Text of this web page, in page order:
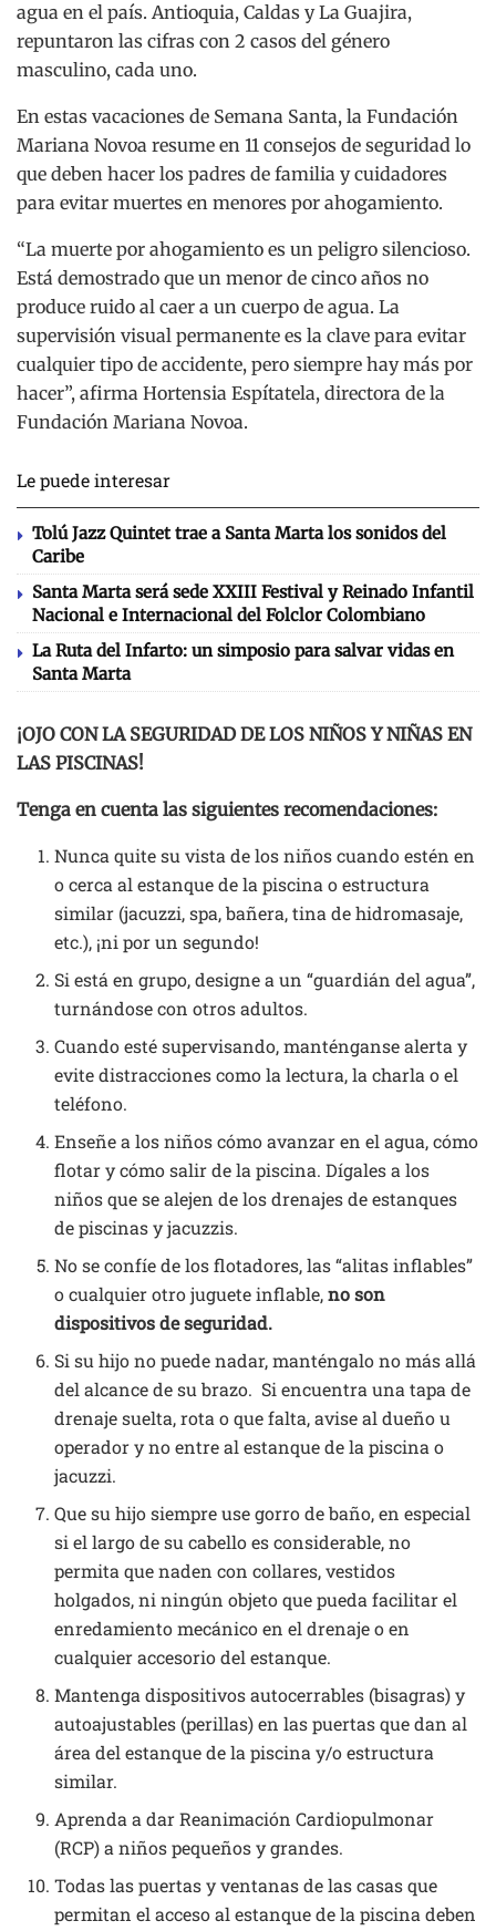
agua en el país. Antioquia, Caldas y La Guajira,
repuntaron las cifras con 2 casos del género
masculino, cada uno.
En estas vacaciones de Semana Santa, la Fundación
Mariana Novoa resume en 11 consejos de seguridad lo
que deben hacer los padres de familia y cuidadores
para evitar muertes en menores por ahogamiento.
“La muerte por ahogamiento es un peligro silencioso.
Está demostrado que un menor de cinco años no
produce ruido al caer a un cuerpo de agua. La
supervisión visual permanente es la clave para evitar
cualquier tipo de accidente, pero siempre hay más por
hacer”, afirma Hortensia Espítatela, directora de la
Fundación Mariana Novoa.
Le puede interesar
Tolú Jazz Quintet trae a Santa Marta los sonidos del
Caribe
Santa Marta será sede XXIII Festival y Reinado Infantil
Nacional e Internacional del Folclor Colombiano
La Ruta del Infarto: un simposio para salvar vidas en
Santa Marta
¡OJO CON LA SEGURIDAD DE LOS NIÑOS Y NIÑAS EN
LAS PISCINAS!
Tenga en cuenta las siguientes recomendaciones:
Nunca quite su vista de los niños cuando estén en
o cerca al estanque de la piscina o estructura
similar (jacuzzi, spa, bañera, tina de hidromasaje,
etc.), ¡ni por un segundo!
Si está en grupo, designe a un “guardián del agua”,
turnándose con otros adultos.
Cuando esté supervisando, manténganse alerta y
evite distracciones como la lectura, la charla o el
teléfono.
Enseñe a los niños cómo avanzar en el agua, cómo
flotar y cómo salir de la piscina. Dígales a los
niños que se alejen de los drenajes de estanques
de piscinas y jacuzzis.
No se confíe de los flotadores, las “alitas inflables”
o cualquier otro juguete inflable,no son
dispositivos de seguridad.
Si su hijo no puede nadar, manténgalo no más allá
del alcance de su brazo. Si encuentra una tapa de
drenaje suelta, rota o que falta, avise al dueño u
operador y no entre al estanque de la piscina o
jacuzzi.
Que su hijo siempre use gorro de baño, en especial
si el largo de su cabello es considerable, no
permita que naden con collares, vestidos
holgados, ni ningún objeto que pueda facilitar el
enredamiento mecánico en el drenaje o en
cualquier accesorio del estanque.
Mantenga dispositivos autocerrables (bisagras) y
autoajustables (perillas) en las puertas que dan al
área del estanque de la piscina y/o estructura
similar.
Aprenda a dar Reanimación Cardiopulmonar
(RCP) a niños pequeños y grandes.
Todas las puertas y ventanas de las casas que
permitan el acceso al estanque de la piscina deben